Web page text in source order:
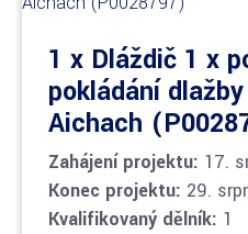
1 x Dláždič 1 x
pokládání
Aichach
Zahájení projektu: 17.
Konec projektu: 29.
Kvalifikovaný dělník: 1